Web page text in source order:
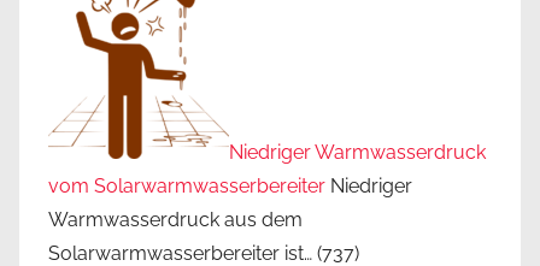
Niedriger Warmwasserdruck
vom Solarwarmwasserbereiter Niedriger
Warmwasserdruck aus dem
Solarwarmwasserbereiter ist… (737)